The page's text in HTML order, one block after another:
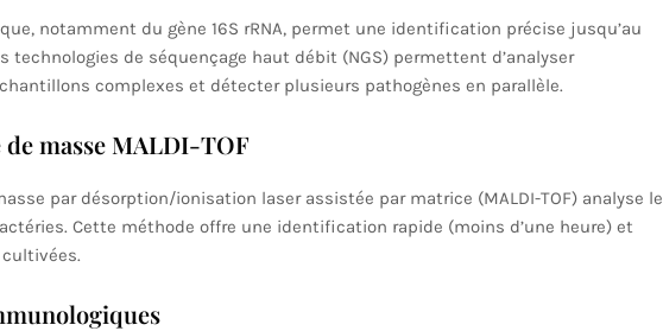
notamment du gène 16S rRNA, permet une identification précise jusqu’au
technologies de séquençage haut débit (NGS) permettent d’analyser
complexes et détecter plusieurs pathogènes en parallèle.
masse MALDI-TOF
par désorption/ionisation laser assistée par matrice (MALDI-TOF) analyse le
Cette méthode offre une identification rapide (moins d’une heure) et